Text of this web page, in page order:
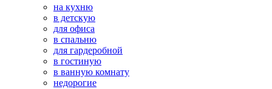
на кухню
в детскую
для офиса
в спальню
для гардеробной
в гостиную
в ванную комнату
недорогие